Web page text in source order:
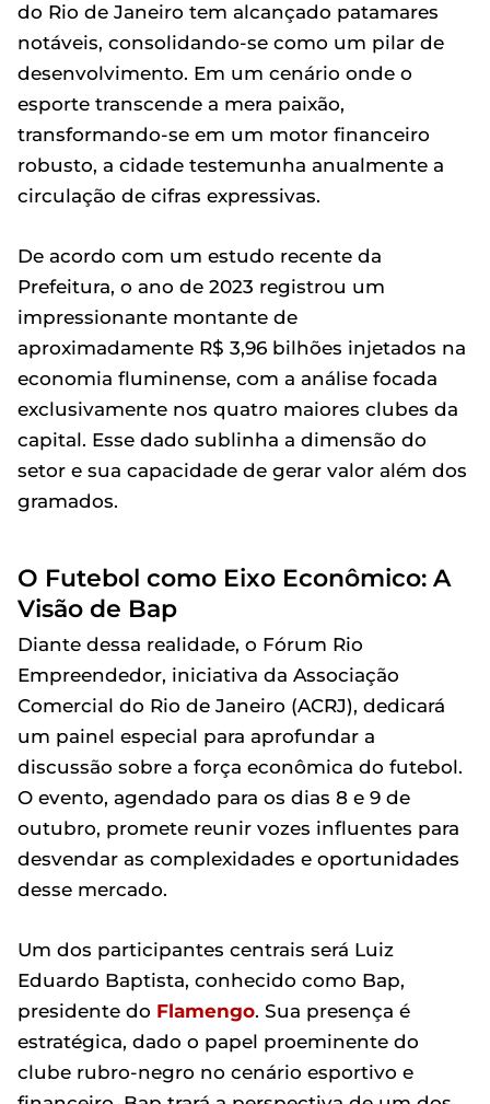
do Rio de Janeiro tem alcançado patamares
notáveis, consolidando-se como um pilar de
desenvolvimento. Em um cenário onde o
esporte transcende a mera paixão,
transformando-se em um motor financeiro
robusto, a cidade testemunha anualmente a
circulação de cifras expressivas.
De acordo com um estudo recente da
Prefeitura, o ano de 2023 registrou um
impressionante montante de
aproximadamente R$ 3,96 bilhões injetados na
economia fluminense, com a análise focada
exclusivamente nos quatro maiores clubes da
capital. Esse dado sublinha a dimensão do
setor e sua capacidade de gerar valor além dos
gramados.
O Futebol como Eixo Econômico: A
Visão de Bap
Diante dessa realidade, o Fórum Rio
Empreendedor, iniciativa da Associação
Comercial do Rio de Janeiro (ACRJ), dedicará
um painel especial para aprofundar a
discussão sobre a força econômica do futebol.
O evento, agendado para os dias 8 e 9 de
outubro, promete reunir vozes influentes para
desvendar as complexidades e oportunidades
desse mercado.
Um dos participantes centrais será Luiz
Eduardo Baptista, conhecido como Bap,
presidente do Flamengo. Sua presença é
estratégica, dado o papel proeminente do
clube rubro-negro no cenário esportivo e